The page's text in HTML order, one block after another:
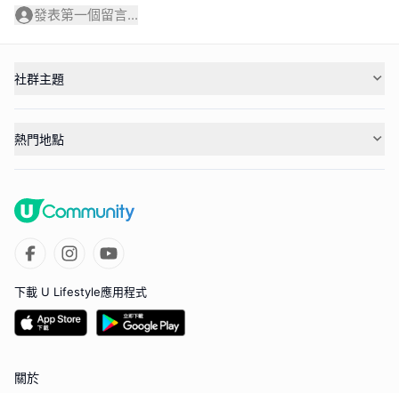
發表第一個留言...
社群主題
熱門地點
下載 U Lifestyle應用程式
關於